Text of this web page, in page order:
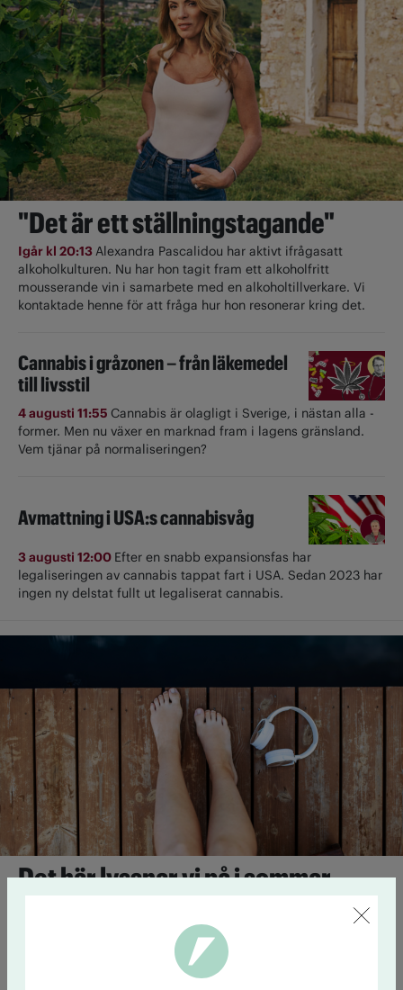
"Det är ett ställningstagande"
Igår kl 20:13Alexandra Pascalidou har aktivt ifrågasatt
alkoholkulturen. Nu har hon tagit fram ett alkoholfritt
mousserande vin i samarbete med en alkoholtillverkare. Vi
kontaktade henne för att fråga hur hon resonerar kring det.
Cannabis i gråzonen – från läkemedel
till livsstil
4 augusti 11:55 Cannabis är olagligt i ­Sverige, i nästan alla ­
former. Men nu växer en marknad fram i lagens gränsland.
Vem tjänar på normaliseringen?
Avmattning i USA:s cannabisvåg
3 augusti 12:00 Efter en snabb expansionsfas har
legaliseringen av cannabis tappat fart i USA. Sedan 2023 har
ingen ny delstat fullt ut ­legaliserat cannabis.
Det här lyssnar vi på i sommar
Här kommer fyra tips på sommarlyssning från